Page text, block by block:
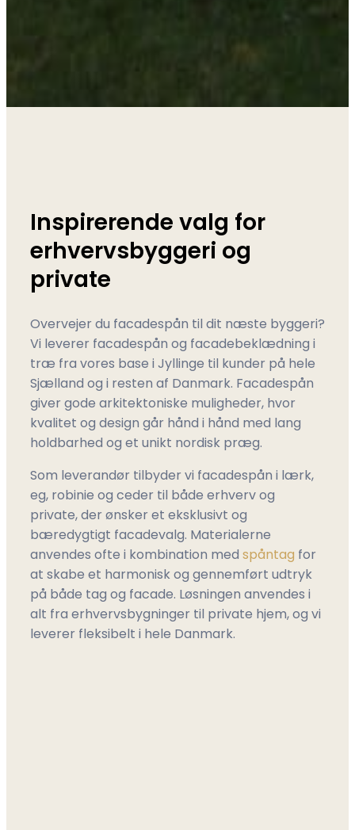
Inspirerende valg for
erhvervsbyggeri og
private
Overvejer du facadespån til dit næste byggeri?
Vi leverer facadespån og facadebeklædning i
træ fra vores base i Jyllinge til kunder på hele
Sjælland og i resten af Danmark. Facadespån
giver gode arkitektoniske muligheder, hvor
kvalitet og design går hånd i hånd med lang
holdbarhed og et unikt nordisk præg.
Som leverandør tilbyder vi facadespån i lærk,
eg, robinie og ceder til både erhverv og
private, der ønsker et eksklusivt og
bæredygtigt facadevalg. Materialerne
anvendes ofte i kombination med spåntag for
at skabe et harmonisk og gennemført udtryk
på både tag og facade. Løsningen anvendes i
alt fra erhvervsbygninger til private hjem, og vi
leverer fleksibelt i hele Danmark.